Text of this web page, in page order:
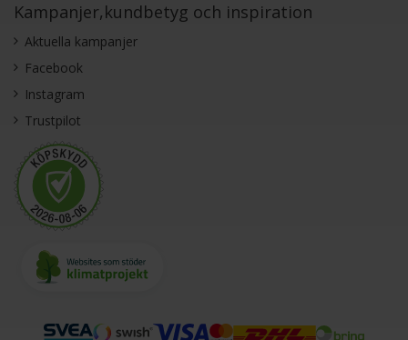
Kampanjer,kundbetyg och inspiration
Aktuella kampanjer
Facebook
Instagram
Trustpilot